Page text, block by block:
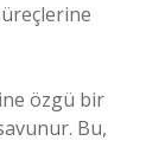
özgü bir
Bu,